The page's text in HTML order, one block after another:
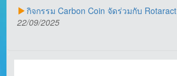
กิจกรรม Carbon Coin จัดร่วมกับ Rotaract
22/09/2025